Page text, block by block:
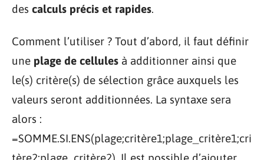
des calculs précis et rapides.
Comment l’utiliser ? Tout d’abord, il faut définir
une plage de cellules à additionner ainsi que
le(s) critère(s) de sélection grâce auxquels les
valeurs seront additionnées. La syntaxe sera
alors :
=SOMME.SI.ENS(plage;critère1;plage_critère1;cri